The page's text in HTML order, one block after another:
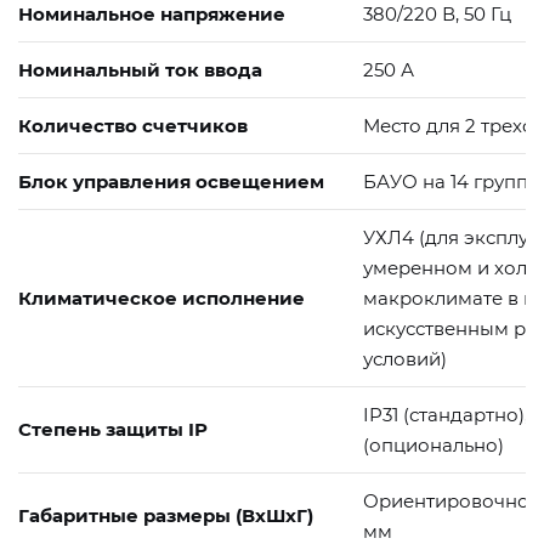
Номинальное напряжение 380/220 В, 50 Гц
Номинальный ток ввода 250 А
Количество счетчиков Место для 2
Блок управления освещением БАУО на 14 групп
Климатическое исполнение
УХЛ4 (для
умеренном и
макроклимате в
искусственным
условий)
Степень защиты IP
IP31 (стандартно),
(опционально)
Габаритные размеры (ВхШхГ)
Ориентировочно
мм